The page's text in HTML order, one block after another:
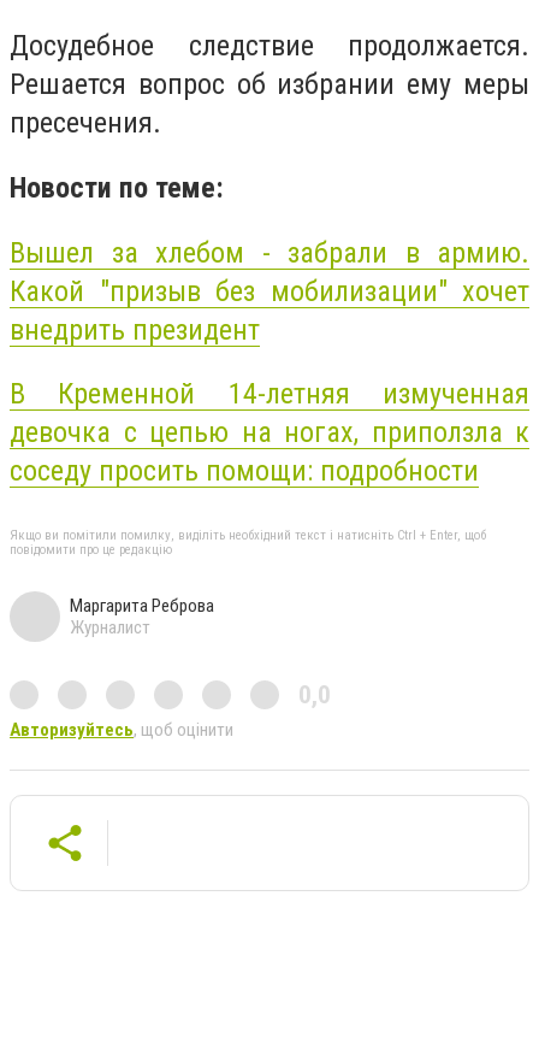
Досудебное следствие продолжается.
Решается вопрос об избрании ему меры
пресечения.
Новости по теме:
Вышел за хлебом - забрали в армию.
Какой "призыв без мобилизации" хочет
внедрить президент
В Кременной 14-летняя измученная
девочка с цепью на ногах, приползла к
соседу просить помощи: подробности
Якщо ви помітили помилку, виділіть необхідний текст і натисніть Ctrl + Enter, щоб
повідомити про це редакцію
Маргарита Реброва
Журналист
0,0
Авторизуйтесь, щоб оцінити